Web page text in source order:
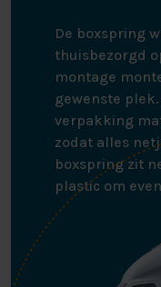
De boxspring
thuisbezorgd
montage
gewenste
verpakking
zodat alles
boxspring zit
plastic om